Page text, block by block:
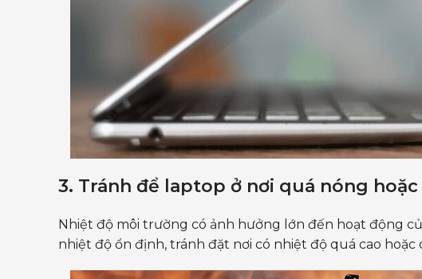
3. Tránh để laptop ở nơi quá nóng
Nhiệt độ môi trường có ảnh hưởng lớn đến hoạt động
nhiệt độ ổn định, tránh đặt nơi có nhiệt độ quá cao